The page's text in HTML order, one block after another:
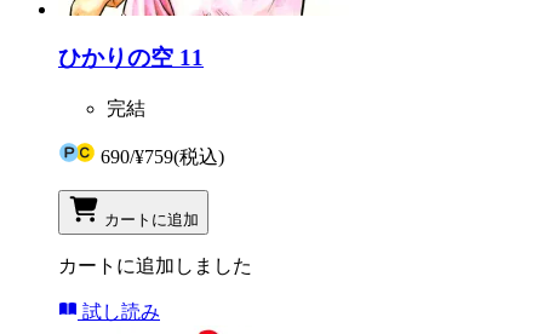
ひかりの空 11
完結
690/¥759(税込)
カートに追加
カートに追加しました
試し読み